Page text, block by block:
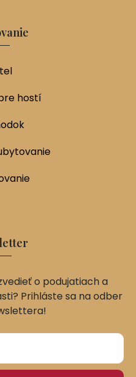
hostí
o podujatiach a
Prihláste sa na odber